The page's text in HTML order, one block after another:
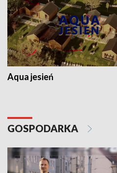
Aqua jesień
GOSPODARKA